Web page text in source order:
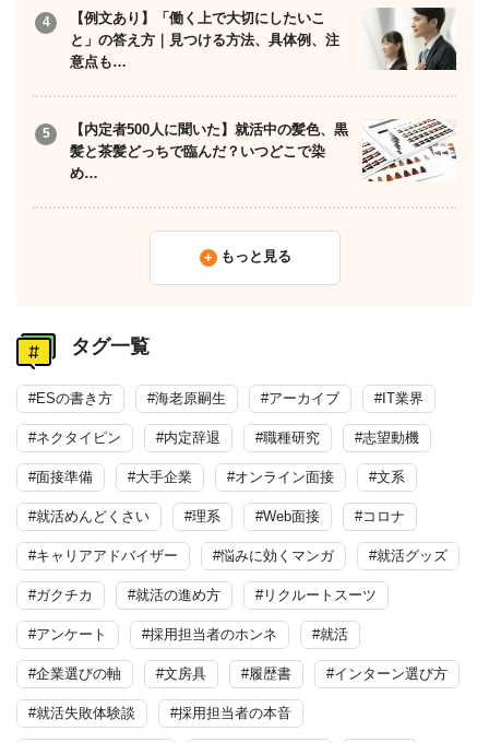
【例文あり】「働く上で大切にしたいこ
と」の答え方｜見つける方法、具体例、注
意点も…
【内定者500人に聞いた】就活中の髪色、黒
髪と茶髪どっちで臨んだ？いつどこで染
め…
もっと見る
タグ一覧
#ESの書き方 #海老原嗣生 #アーカイブ #IT業界
#ネクタイピン #内定辞退 #職種研究 #志望動機
#面接準備 #大手企業 #オンライン面接 #文系
#就活めんどくさい #理系 #Web面接 #コロナ
#キャリアアドバイザー #悩みに効くマンガ #就活グッズ
#ガクチカ #就活の進め方 #リクルートスーツ
#アンケート #採用担当者のホンネ #就活
#企業選びの軸 #文房具 #履歴書 #インターン選び方
#就活失敗体験談 #採用担当者の本音